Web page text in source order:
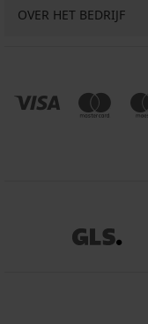
OVER HET BEDRIJF